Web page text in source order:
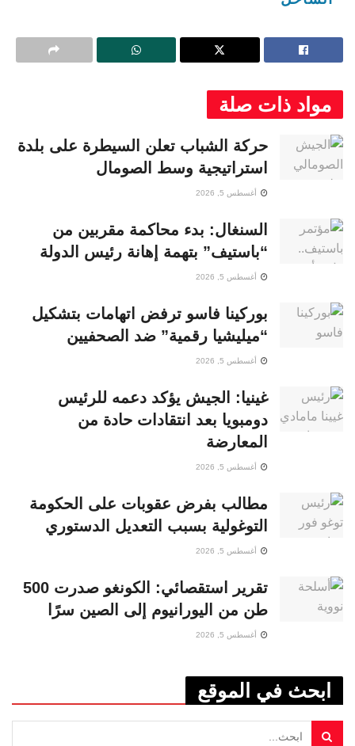
مواد ذات صلة
حركة الشباب تعلن السيطرة على بلدة
استراتيجية وسط الصومال
أغسطس 5, 2026
السنغال: بدء محاكمة مقربين من
“باستيف” بتهمة إهانة رئيس الدولة
أغسطس 5, 2026
بوركينا فاسو ترفض اتهامات بتشكيل
“ميليشيا رقمية” ضد الصحفيين
أغسطس 5, 2026
غينيا: الجيش يؤكد دعمه للرئيس
دومبويا بعد انتقادات حادة من
المعارضة
أغسطس 5, 2026
مطالب بفرض عقوبات على الحكومة
التوغولية بسبب التعديل الدستوري
أغسطس 5, 2026
تقرير استقصائي: الكونغو صدرت 500
طن من اليورانيوم إلى الصين سرًا
أغسطس 5, 2026
ابحث في الموقع